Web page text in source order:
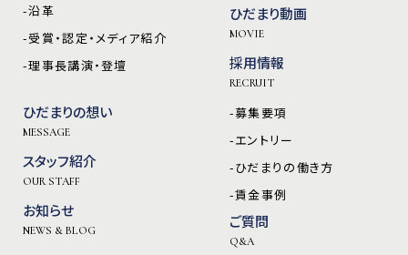
-沿革
-受賞・認定・メディア紹介
-理事長講演・登壇
ひだまりの想い
MESSAGE
スタッフ紹介
OUR STAFF
お知らせ
NEWS & BLOG
ひだまり動画
MOVIE
採用情報
RECRUIT
-募集要項
-エントリー
-ひだまりの働き方
-賃金事例
ご質問
Q&A